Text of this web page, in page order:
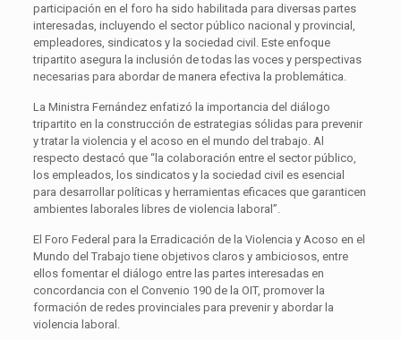
participación en el foro ha sido habilitada para diversas partes
interesadas, incluyendo el sector público nacional y provincial,
empleadores, sindicatos y la sociedad civil. Este enfoque
tripartito asegura la inclusión de todas las voces y perspectivas
necesarias para abordar de manera efectiva la problemática.
La Ministra Fernández enfatizó la importancia del diálogo
tripartito en la construcción de estrategias sólidas para prevenir
y tratar la violencia y el acoso en el mundo del trabajo. Al
respecto destacó que “la colaboración entre el sector público,
los empleados, los sindicatos y la sociedad civil es esencial
para desarrollar políticas y herramientas eficaces que garanticen
ambientes laborales libres de violencia laboral”.
El Foro Federal para la Erradicación de la Violencia y Acoso en el
Mundo del Trabajo tiene objetivos claros y ambiciosos, entre
ellos fomentar el diálogo entre las partes interesadas en
concordancia con el Convenio 190 de la OIT, promover la
formación de redes provinciales para prevenir y abordar la
violencia laboral.